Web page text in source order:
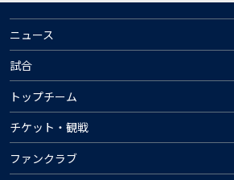
ニュース
試合
トップチーム
チケット・観戦
ファンクラブ